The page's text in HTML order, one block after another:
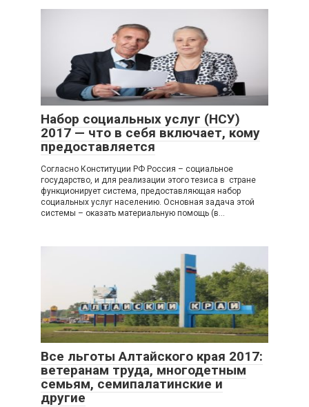
Набор социальных услуг (НСУ)
2017 — что в себя включает, кому
предоставляется
Согласно Конституции РФ Россия – социальное
государство, и для реализации этого тезиса в стране
функционирует система, предоставляющая набор
социальных услуг населению. Основная задача этой
системы – оказать материальную помощь (в…
Все льготы Алтайского края 2017:
ветеранам труда, многодетным
семьям, семипалатинские и
другие